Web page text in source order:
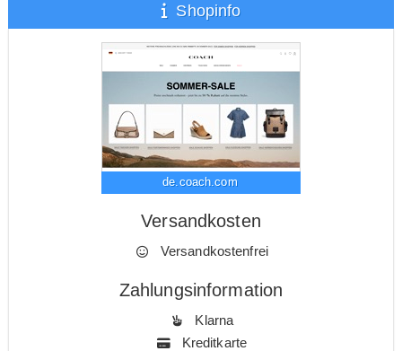
Shopinfo
de.coach.com
Versandkosten
Versandkostenfrei
Zahlungsinformation
Klarna
Kreditkarte